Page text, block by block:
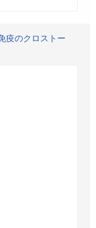
疫のクロストー